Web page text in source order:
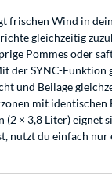
Wind in
gleichzeitig
Pommes oder
der SYNC-
und Beilage
mit
(2 × 3,8 Liter)
nutzt du einfach